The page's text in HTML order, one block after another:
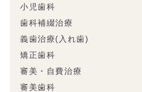
小児歯科
歯科補綴治療
義歯治療(入れ歯)
矯正歯科
審美・自費治療
審美歯科